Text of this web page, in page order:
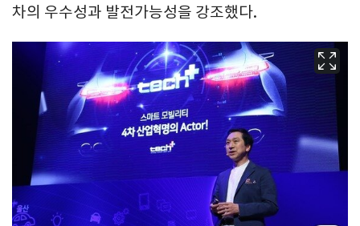
차의 우수성과 발전가능성을 강조했다.